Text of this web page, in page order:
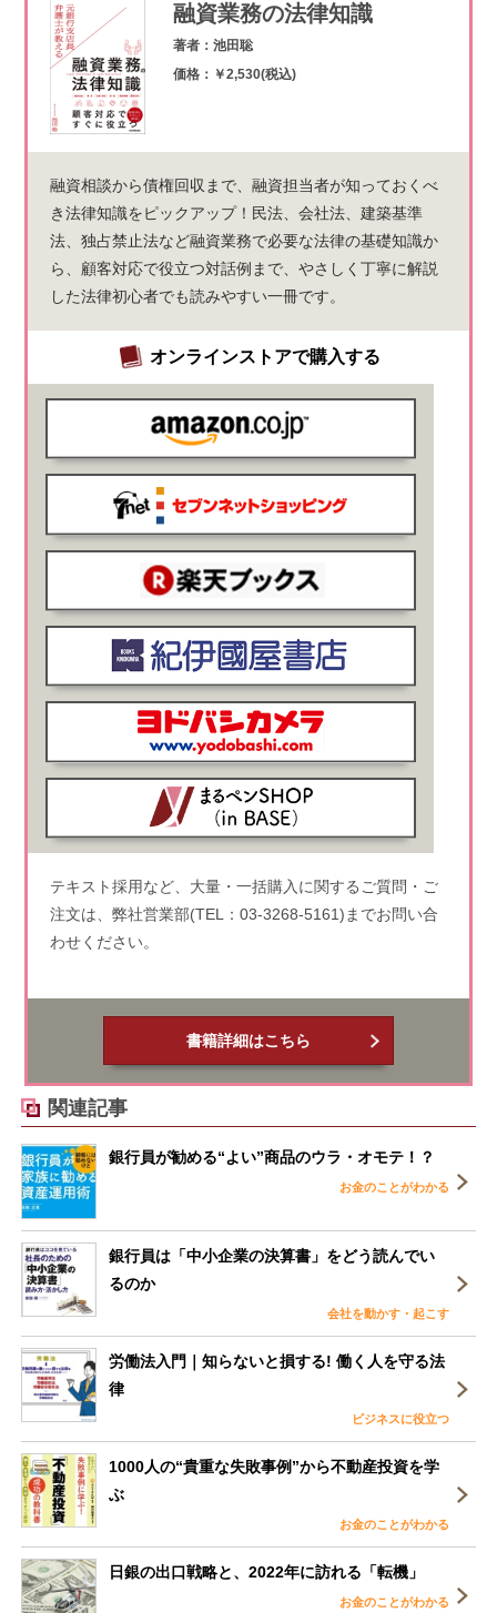
融資業務の法律知識
著者：池田聡
価格：￥2,530(税込)
融資相談から債権回収まで、融資担当者が知っておくべ
き法律知識をピックアップ！民法、会社法、建築基準
法、独占禁止法など融資業務で必要な法律の基礎知識か
ら、顧客対応で役立つ対話例まで、やさしく丁寧に解説
した法律初心者でも読みやすい一冊です。
オンラインストアで購入する
テキスト採用など、大量・一括購入に関するご質問・ご
注文は、弊社営業部(TEL：03-3268-5161)までお問い合
わせください。
書籍詳細はこちら
関連記事
銀行員が勧める“よい”商品のウラ・オモテ！？
お金のことがわかる
銀行員は「中小企業の決算書」をどう読んでい
るのか
会社を動かす・起こす
労働法入門｜知らないと損する! 働く人を守る法
律
ビジネスに役立つ
1000人の“貴重な失敗事例”から不動産投資を学
ぶ
お金のことがわかる
日銀の出口戦略と、2022年に訪れる「転機」
お金のことがわかる